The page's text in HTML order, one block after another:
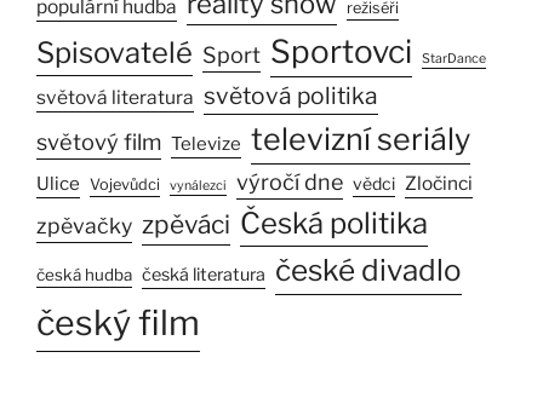
populární hudba režiséři
Spisovatelé Sport Sportovci StarDance
světová literatura světová politika
světový film Televize televizní seriály
Ulice Vojevůdci vynálezci výročí dne vědci Zločinci
zpěvačky zpěváci Česká politika
česká hudba česká literatura české divadlo
český film